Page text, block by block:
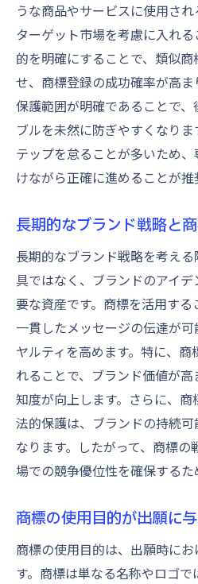
うな商品やサービスに使用され
ターゲット市場を考慮に入れ
的を明確にすることで、類似
せ、商標登録の成功確率が高
保護範囲が明確であることで
ブルを未然に防ぎやすくなり
テップを怠ることが多いため
けながら正確に進めることが推
長期的なブランド戦略と
長期的なブランド戦略を考え
具ではなく、ブランドのアイ
要な資産です。商標を活用す
一貫したメッセージの伝達が
ヤルティを高めます。特に、
れることで、ブランド価値が
知度が向上します。さらに、
法的保護は、ブランドの持続
なります。したがって、商標
場での競争優位性を確保するた
商標の使用目的が出願に
商標の使用目的は、出願時に
す。商標は単なる名称やロゴ